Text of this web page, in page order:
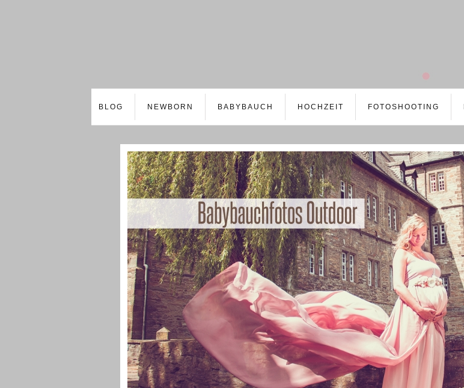
BLOG NEWBORN BABYBAUCH HOCHZEIT FOTOSHOOTING